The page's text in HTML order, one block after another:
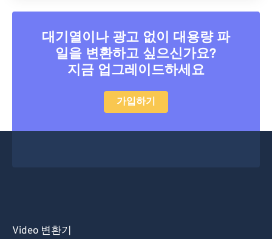
대기열이나 광고 없이 대용량 파
일을 변환하고 싶으신가요?
지금 업그레이드하세요
가입하기
Video 변환기